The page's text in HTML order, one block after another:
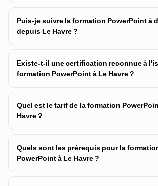
Puis-je suivre la formation PowerPoint à
depuis Le Havre ?
Existe-t-il une certification reconnue à
formation PowerPoint à Le Havre ?
Quel est le tarif de la formation
Havre ?
Quels sont les prérequis pour la
PowerPoint à Le Havre ?